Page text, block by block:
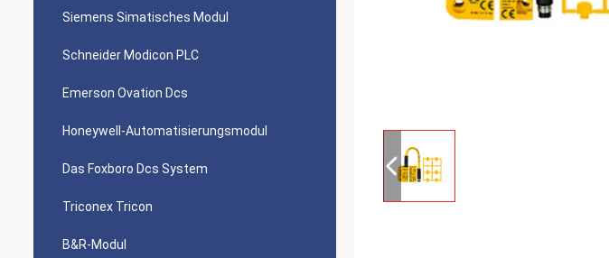
Siemens Simatisches Modul
Schneider Modicon PLC
Emerson Ovation Dcs
Honeywell-Automatisierungsmodul
Das Foxboro Dcs System
Triconex Tricon
B&R-Modul